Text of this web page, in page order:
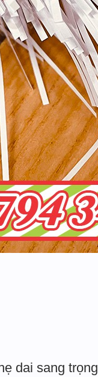
dai sang trọng